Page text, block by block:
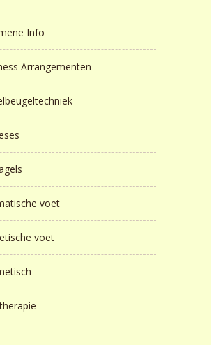
Info
Arrangementen
voet
voet